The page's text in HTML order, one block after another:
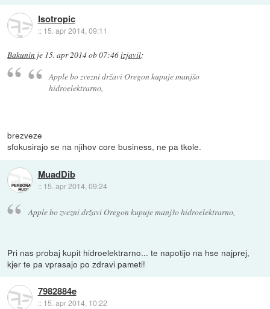
Isotropic
:: 15. apr 2014, 09:11
Bakunin je 15. apr 2014 ob 07:46izjavil:
Apple bo zvezni državi Oregon kupuje manjšo
hidroelektrarno,
brezveze
sfokusirajo se na njihov core business, ne pa tkole.
MuadDib
:: 15. apr 2014, 09:24
Apple bo zvezni državi Oregon kupuje manjšo hidroelektrarno,
Pri nas probaj kupit hidroelektrarno... te napotijo na hse najprej,
kjer te pa vprasajo po zdravi pameti!
7982884e
:: 15. apr 2014, 10:22